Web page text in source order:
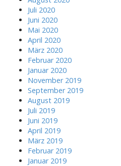
Juli 2020
Juni 2020
Mai 2020
April 2020
März 2020
Februar 2020
Januar 2020
November 2019
September 2019
August 2019
Juli 2019
Juni 2019
April 2019
März 2019
Februar 2019
Januar 2019